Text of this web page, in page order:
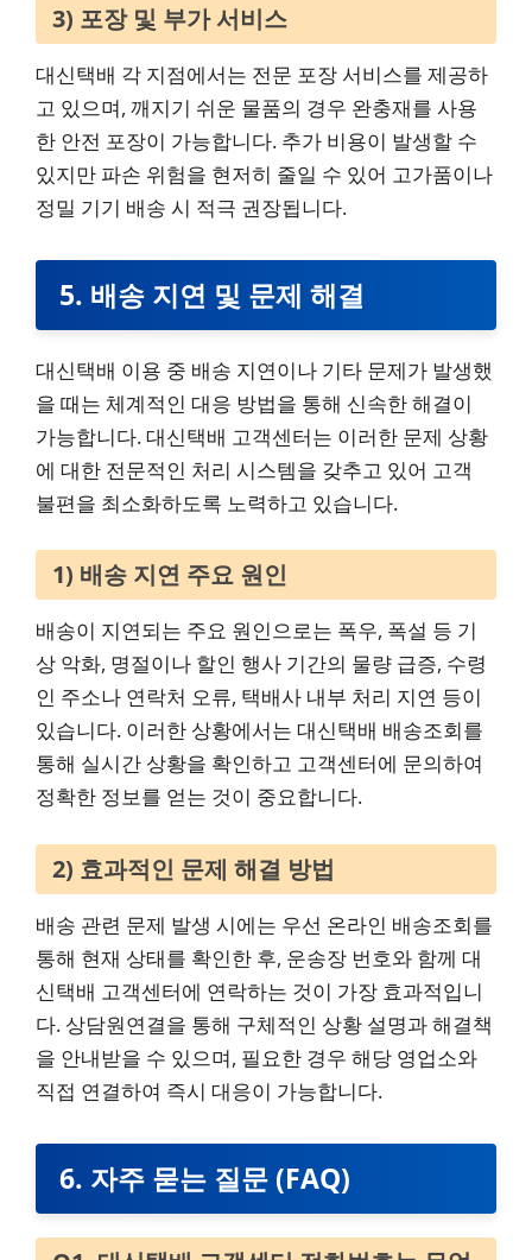
3) 포장 및 부가 서비스
대신택배 각 지점에서는 전문 포장 서비스를 제공하
고 있으며, 깨지기 쉬운 물품의 경우 완충재를 사용
한 안전 포장이 가능합니다. 추가 비용이 발생할 수
있지만 파손 위험을 현저히 줄일 수 있어 고가품이나
정밀 기기 배송 시 적극 권장됩니다.
5. 배송 지연 및 문제 해결
대신택배 이용 중 배송 지연이나 기타 문제가 발생했
을 때는 체계적인 대응 방법을 통해 신속한 해결이
가능합니다. 대신택배 고객센터는 이러한 문제 상황
에 대한 전문적인 처리 시스템을 갖추고 있어 고객
불편을 최소화하도록 노력하고 있습니다.
1) 배송 지연 주요 원인
배송이 지연되는 주요 원인으로는 폭우, 폭설 등 기
상 악화, 명절이나 할인 행사 기간의 물량 급증, 수령
인 주소나 연락처 오류, 택배사 내부 처리 지연 등이
있습니다. 이러한 상황에서는 대신택배 배송조회를
통해 실시간 상황을 확인하고 고객센터에 문의하여
정확한 정보를 얻는 것이 중요합니다.
2) 효과적인 문제 해결 방법
배송 관련 문제 발생 시에는 우선 온라인 배송조회를
통해 현재 상태를 확인한 후, 운송장 번호와 함께 대
신택배 고객센터에 연락하는 것이 가장 효과적입니
다. 상담원연결을 통해 구체적인 상황 설명과 해결책
을 안내받을 수 있으며, 필요한 경우 해당 영업소와
직접 연결하여 즉시 대응이 가능합니다.
6. 자주 묻는 질문 (FAQ)